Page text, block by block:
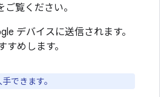
ご覧ください。
デバイスに送信されます。
めします。
できます。